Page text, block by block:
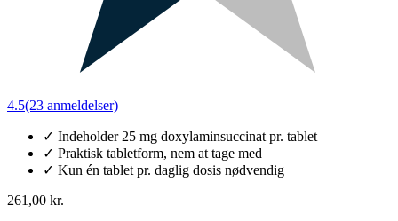
4.5(23 anmeldelser)
✓ Indeholder 25 mg doxylaminsuccinat pr. tablet
✓ Praktisk tabletform, nem at tage med
✓ Kun én tablet pr. daglig dosis nødvendig
261,00 kr.